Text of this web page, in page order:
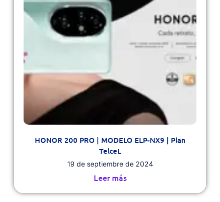
HONOR 200 PRO | MODELO ELP-NX9 | Plan
TelceL
19 de septiembre de 2024
Leer más